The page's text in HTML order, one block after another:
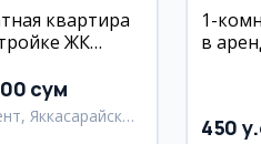
квартира
ЖК
район
сум
Яккасарайский
1-
в
450